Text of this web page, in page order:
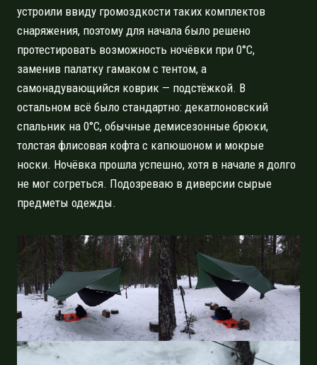
устроили ввиду громоздкости таких комплектов
снаряжения, поэтому для начала было решено
протестировать возможность ночёвки при 0°C,
заменив палатку гамаком с тентом, а
самонадувающийся коврик — подстёжкой. В
остальном всё было стандартно: декатлоновский
спальник на 0°C, обычные демисезонные брюки,
толстая флисовая кофта с капюшоном и мокрые
носки. Ночёвка прошла успешно, хотя в начале я долго
не мог согреться. Подозреваю в диверсии сырые
предметы одежды.